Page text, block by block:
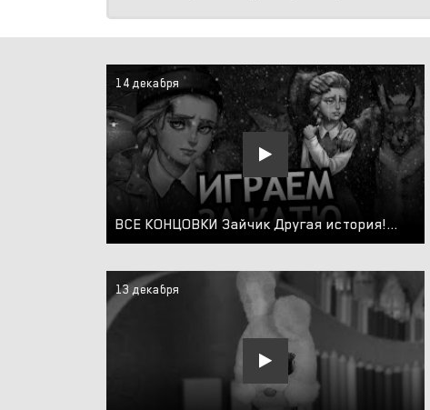
14 декабря
ВСЕ КОНЦОВКИ Зайчик Другая история! Играем за Катю, страшный финал, обновление Tiny Bunny
13 декабря